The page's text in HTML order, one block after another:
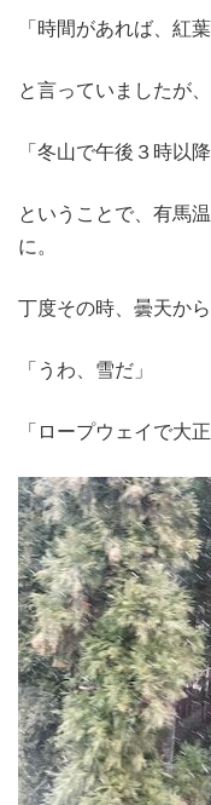
「時間があれば、紅
と言っていましたが
「冬山で午後３時以
ということで、有馬
に。
丁度その時、曇天か
「うわ、雪だ」
「ロープウェイで大正